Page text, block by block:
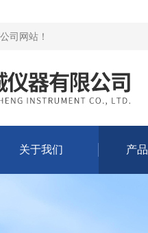
司网站 ！
关于我们 产